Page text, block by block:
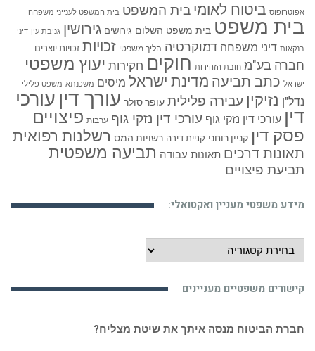
אפוטרופוס ביטוח לאומי בית המשפט בית המשפט לענייני משפחה
בית משפט בית משפט השלום גירושים גירושין גניבת עין דיני
בנקאות דיני משפחה דמוקרטיה הליך משפטי זכויות זכויות יוצרים
חברה בע"מ חובת הזהירות חוקים חקירות יעוץ משפטי
ישראל כתב תביעה מדינת ישראל מיסים משכנתא משפט פלילי
נדל"ן נזיקין עבירה פלילית עופר סולר עורך דין עורכי
דין עורכי דין נזקי גוף עורכי דין נזקי גוף ערבות פיצויים
פסק דין קניין רוחני קניית דירה רשויות המס רשלנות רפואית
תאונות דרכים תאונות עבודה תביעה משפטית
תביעת פיצויים
מידע משפטי מעניין ואקטואלי:
מידע
משפטי
ואקטואלי:
קישורים משפטיים מעניינים
חברת הביטוח מנסה איתך את שיטת מצליח?